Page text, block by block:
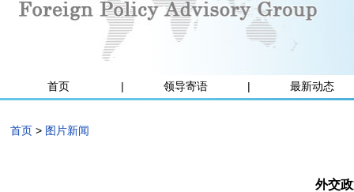
首页 | 领导寄语 | 最新动态
首页 > 图片新闻
外交